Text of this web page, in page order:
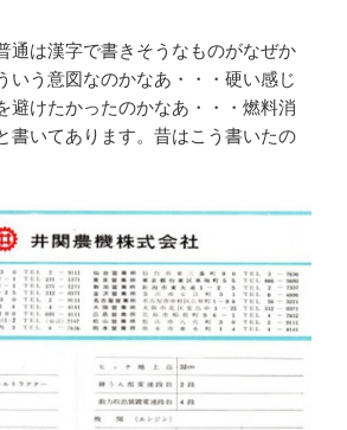
通は漢字で書きそうなものがなぜか
いう意図なのかなあ・・・硬い感じ
避けたかったのかなあ・・・燃料消
書いてあります。昔はこう書いたの